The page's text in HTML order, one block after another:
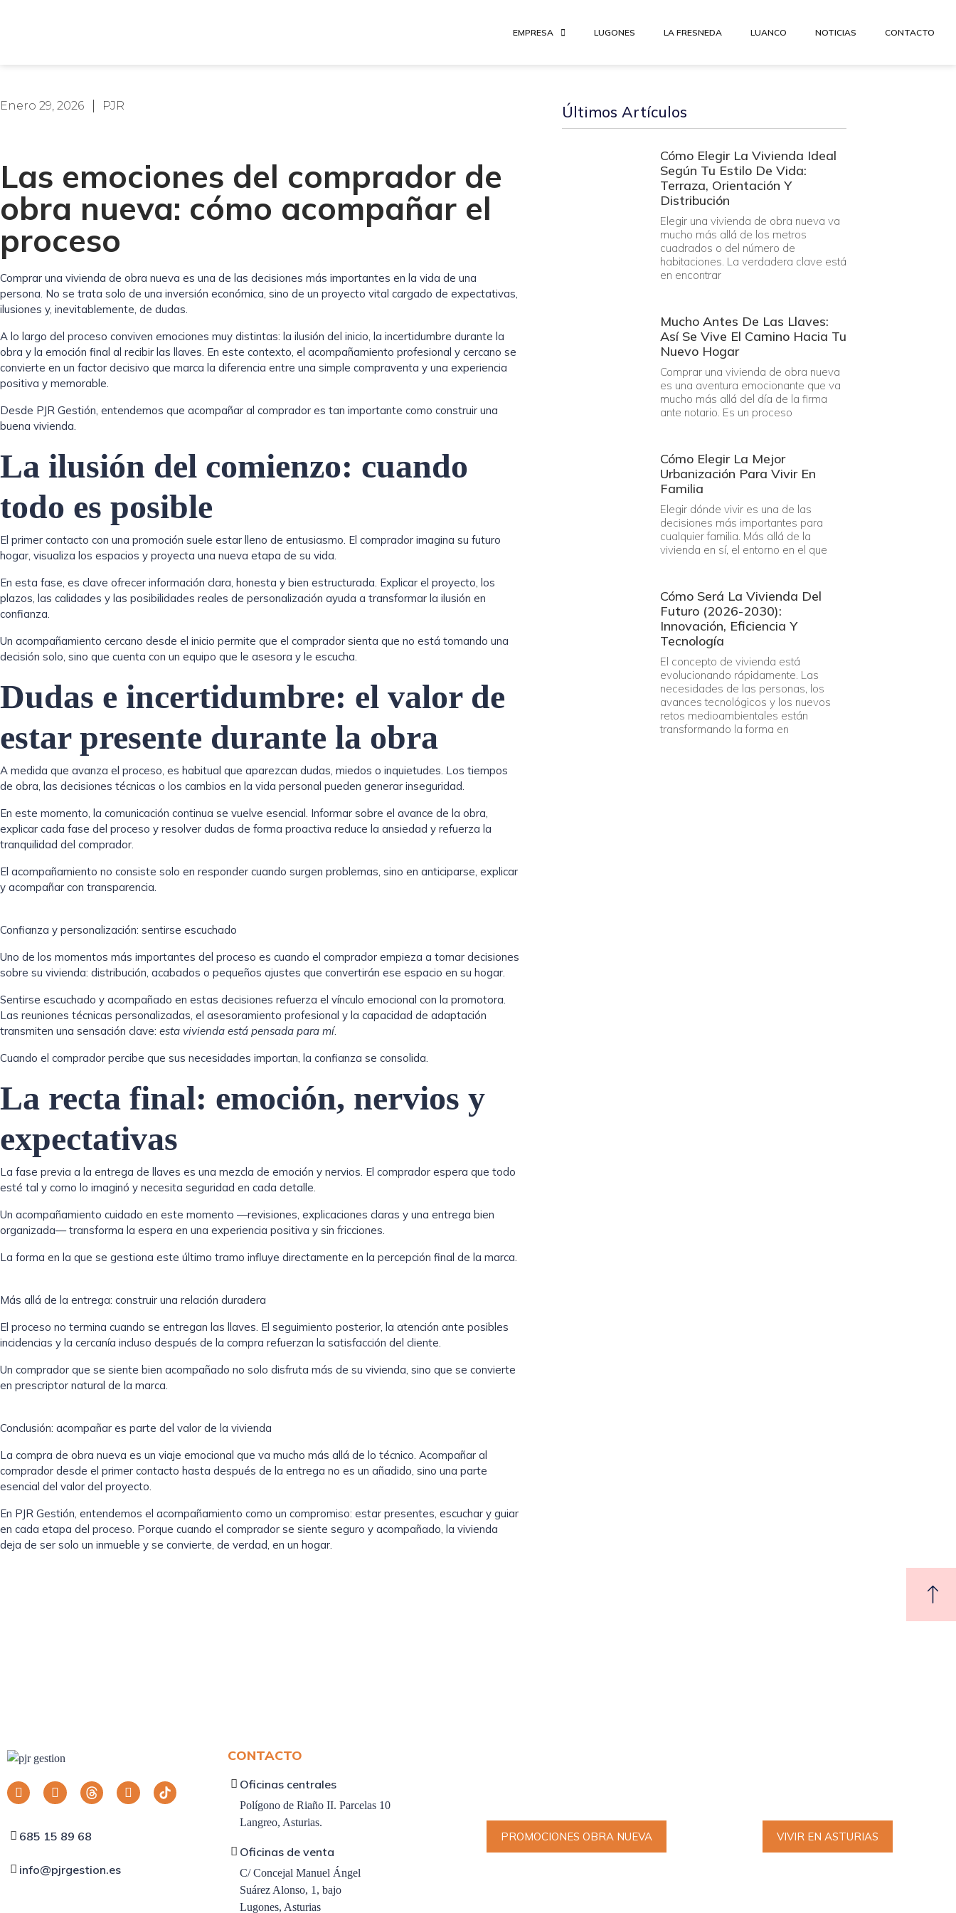
EMPRESA LUGONES LA FRESNEDA LUANCO NOTICIAS CONTACTO
Enero 29, 2026 PJR
Las emociones del comprador de
obra nueva: cómo acompañar el
proceso
Comprar una vivienda de obra nueva es una de las decisiones más importantes en la vida de una
persona. No se trata solo de una inversión económica, sino de un proyecto vital cargado de expectativas,
ilusiones y, inevitablemente, de dudas.
A lo largo del proceso conviven emociones muy distintas: la ilusión del inicio, la incertidumbre durante la
obra y la emoción final al recibir las llaves. En este contexto, el acompañamiento profesional y cercano se
convierte en un factor decisivo que marca la diferencia entre una simple compraventa y una experiencia
positiva y memorable.
Desde PJR Gestión, entendemos que acompañar al comprador es tan importante como construir una
buena vivienda.
La ilusión del comienzo: cuando
todo es posible
El primer contacto con una promoción suele estar lleno de entusiasmo. El comprador imagina su futuro
hogar, visualiza los espacios y proyecta una nueva etapa de su vida.
En esta fase, es clave ofrecer información clara, honesta y bien estructurada. Explicar el proyecto, los
plazos, las calidades y las posibilidades reales de personalización ayuda a transformar la ilusión en
confianza.
Un acompañamiento cercano desde el inicio permite que el comprador sienta que no está tomando una
decisión solo, sino que cuenta con un equipo que le asesora y le escucha.
Dudas e incertidumbre: el valor de
estar presente durante la obra
A medida que avanza el proceso, es habitual que aparezcan dudas, miedos o inquietudes. Los tiempos
de obra, las decisiones técnicas o los cambios en la vida personal pueden generar inseguridad.
En este momento, la comunicación continua se vuelve esencial. Informar sobre el avance de la obra,
explicar cada fase del proceso y resolver dudas de forma proactiva reduce la ansiedad y refuerza la
tranquilidad del comprador.
El acompañamiento no consiste solo en responder cuando surgen problemas, sino en anticiparse, explicar
y acompañar con transparencia.
Confianza y personalización: sentirse escuchado
Uno de los momentos más importantes del proceso es cuando el comprador empieza a tomar decisiones
sobre su vivienda: distribución, acabados o pequeños ajustes que convertirán ese espacio en su hogar.
Sentirse escuchado y acompañado en estas decisiones refuerza el vínculo emocional con la promotora.
Las reuniones técnicas personalizadas, el asesoramiento profesional y la capacidad de adaptación
transmiten una sensación clave: esta vivienda está pensada para mí.
Cuando el comprador percibe que sus necesidades importan, la confianza se consolida.
La recta final: emoción, nervios y
expectativas
La fase previa a la entrega de llaves es una mezcla de emoción y nervios. El comprador espera que todo
esté tal y como lo imaginó y necesita seguridad en cada detalle.
Un acompañamiento cuidado en este momento —revisiones, explicaciones claras y una entrega bien
organizada— transforma la espera en una experiencia positiva y sin fricciones.
La forma en la que se gestiona este último tramo influye directamente en la percepción final de la marca.
Más allá de la entrega: construir una relación duradera
El proceso no termina cuando se entregan las llaves. El seguimiento posterior, la atención ante posibles
incidencias y la cercanía incluso después de la compra refuerzan la satisfacción del cliente.
Un comprador que se siente bien acompañado no solo disfruta más de su vivienda, sino que se convierte
en prescriptor natural de la marca.
Conclusión: acompañar es parte del valor de la vivienda
La compra de obra nueva es un viaje emocional que va mucho más allá de lo técnico. Acompañar al
comprador desde el primer contacto hasta después de la entrega no es un añadido, sino una parte
esencial del valor del proyecto.
En PJR Gestión, entendemos el acompañamiento como un compromiso: estar presentes, escuchar y guiar
en cada etapa del proceso. Porque cuando el comprador se siente seguro y acompañado, la vivienda
deja de ser solo un inmueble y se convierte, de verdad, en un hogar.
Últimos Artículos
Cómo Elegir La Vivienda Ideal
Según Tu Estilo De Vida:
Terraza, Orientación Y
Distribución
Elegir una vivienda de obra nueva va
mucho más allá de los metros
cuadrados o del número de
habitaciones. La verdadera clave está
en encontrar
Mucho Antes De Las Llaves:
Así Se Vive El Camino Hacia Tu
Nuevo Hogar
Comprar una vivienda de obra nueva
es una aventura emocionante que va
mucho más allá del día de la firma
ante notario. Es un proceso
Cómo Elegir La Mejor
Urbanización Para Vivir En
Familia
Elegir dónde vivir es una de las
decisiones más importantes para
cualquier familia. Más allá de la
vivienda en sí, el entorno en el que
Cómo Será La Vivienda Del
Futuro (2026-2030):
Innovación, Eficiencia Y
Tecnología
El concepto de vivienda está
evolucionando rápidamente. Las
necesidades de las personas, los
avances tecnológicos y los nuevos
retos medioambientales están
transformando la forma en
685 15 89 68
info@pjrgestion.es
CONTACTO
Oficinas centrales
Polígono de Riaño II. Parcelas 10
Langreo, Asturias.
Oficinas de venta
C/ Concejal Manuel Ángel
Suárez Alonso, 1, bajo
Lugones, Asturias
PROMOCIONES OBRA NUEVA VIVIR EN ASTURIAS